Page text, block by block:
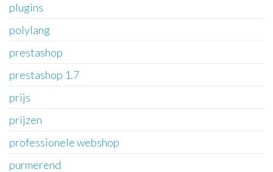
plugins
polylang
prestashop
prestashop 1.7
prijs
prijzen
professionele webshop
purmerend